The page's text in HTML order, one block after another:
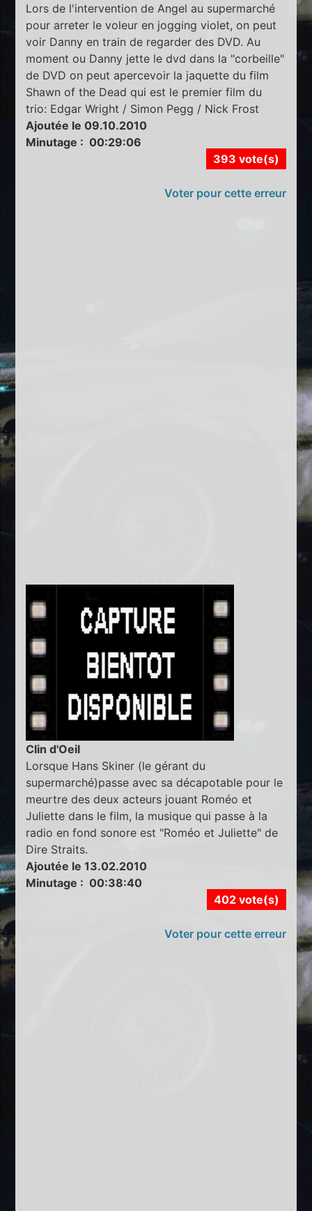
Lors de l'intervention de Angel au supermarché
pour arreter le voleur en jogging violet, on peut
voir Danny en train de regarder des DVD. Au
moment ou Danny jette le dvd dans la "corbeille"
de DVD on peut apercevoir la jaquette du film
Shawn of the Dead qui est le premier film du
trio: Edgar Wright / Simon Pegg / Nick Frost
Ajoutée le 09.10.2010
Minutage : 00:29:06
393 vote(s)
Voter pour cette erreur
Clin d'Oeil
Lorsque Hans Skiner (le gérant du
supermarché)passe avec sa décapotable pour le
meurtre des deux acteurs jouant Roméo et
Juliette dans le film, la musique qui passe à la
radio en fond sonore est "Roméo et Juliette" de
Dire Straits.
Ajoutée le 13.02.2010
Minutage : 00:38:40
402 vote(s)
Voter pour cette erreur